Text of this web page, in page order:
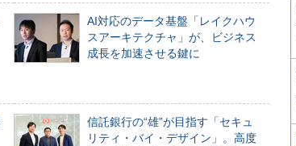
AI対応のデータ基盤「レイクハウ
スアーキテクチャ」が、ビジネス
成長を加速させる鍵に
信託銀行の“雄”が目指す「セキュ
リティ・バイ・デザイン」。高度